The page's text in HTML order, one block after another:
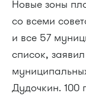
Новые зоны
со всеми
и все 57
список,
Дудочкин. 100